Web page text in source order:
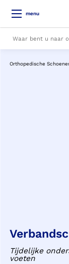
menu
Alle resultaten
Orthopedische
Tijdelijke
voeten